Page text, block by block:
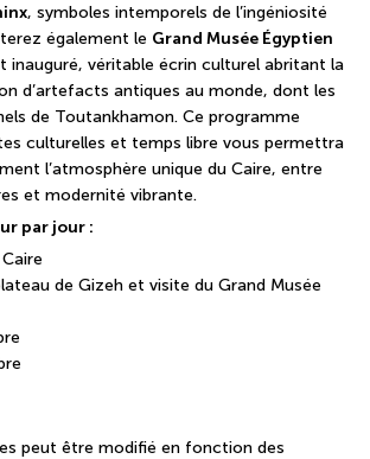
, symboles intemporels de l’ingéniosité
également le Grand Musée Égyptien
inauguré, véritable écrin culturel abritant la
d’artefacts antiques au monde, dont les
de Toutankhamon. Ce programme
culturelles et temps libre vous permettra
l’atmosphère unique du Caire, entre
et modernité vibrante.
par jour :
de Gizeh et visite du Grand Musée
peut être modifié en fonction des